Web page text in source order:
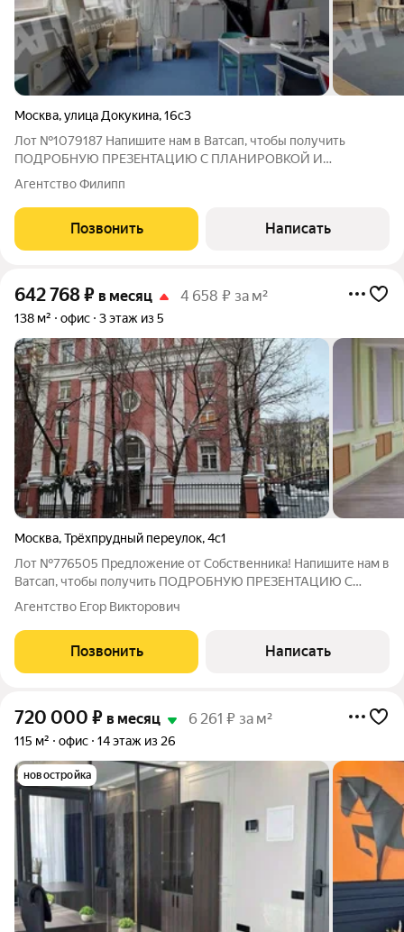
Москва,улица Докукина,16с3
Лот №1079187 Напишите нам в Ватсап, чтобы получить
ПОДРОБНУЮ ПРЕЗЕНТАЦИЮ С ПЛАНИРОВКОЙ И
ФОТОГРАФИЯМИ! В аренду предлагается просторный и
станции метроМЦК Ботанический сад. В 1 км съезд на
Агентство Филипп
Позвонить Написать
642 768₽ в месяц 4 658 ₽ за м²
138 м² офис 3 этаж из 5
Москва,Трёхпрудный переулок,4с1
Лот №776505 Предложение от Собственника! Напишите нам в
Ватсап, чтобы получить ПОДРОБНУЮ ПРЕЗЕНТАЦИЮ С
ПЛАНИРОВКОЙ И ФОТОГРАФИЯМИ! Предлагается в аренду
офисное помещение общей площадью 138.20 кв. м.,
расположенное на третьем этаже в историческом
Агентство Егор Викторович
Позвонить Написать
720 000 ₽ в месяц 6 261 ₽ за м²
115 м² офис 14 этаж из 26
новостройка